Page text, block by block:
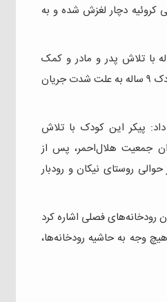
کروئیه دچار لغزش شده و به
با تلاش پدر و مادر و کمک
مردم نجات یافته بود اما کودک ۹ ساله به علت شدت جریان
پیکر این کودک با تلاش
جمعیت هلال‌احمر، پس از
روستای نیکان و رودبار
رودخانه‌های فصلی اشاره کرد
وجه به حاشیه رودخانه‌ها،